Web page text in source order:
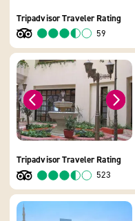
Tripadvisor Traveler Rating
59
Tripadvisor Traveler Rating
523